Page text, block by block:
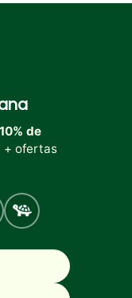
10% de
+ ofertas
Tortugas